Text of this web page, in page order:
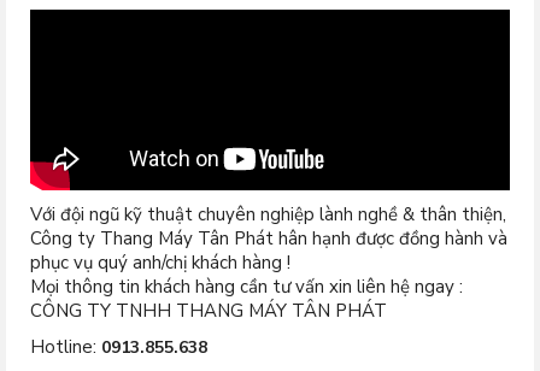
Với đội ngũ kỹ thuật chuyên nghiệp lành nghề & thân thiện,
Công ty Thang Máy Tân Phát hân hạnh được đồng hành và
phục vụ quý anh/chị khách hàng !
Mọi thông tin khách hàng cần tư vấn xin liên hệ ngay :
CÔNG TY TNHH THANG MÁY TÂN PHÁT
Hotline: 0913.855.638